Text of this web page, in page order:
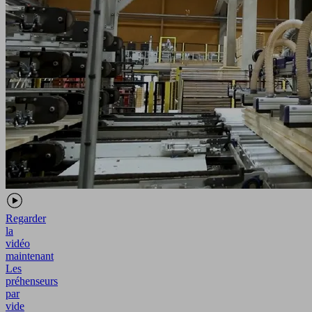
Regarder
la
vidéo
maintenant
Les
préhenseurs
par
vide